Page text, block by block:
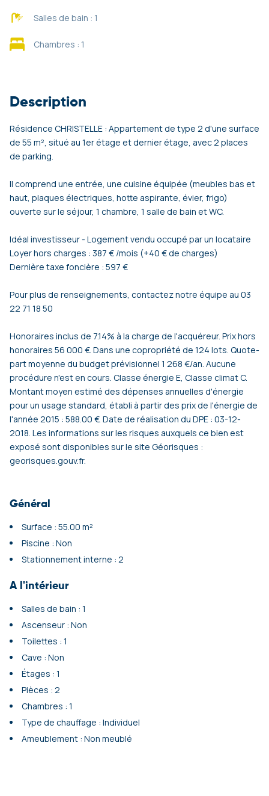
Salles de bain : 1
Chambres : 1
Description
Résidence CHRISTELLE : Appartement de type 2 d'une surface
de 55 m², situé au 1er étage et dernier étage, avec 2 places
de parking.
Il comprend une entrée, une cuisine équipée (meubles bas et
haut, plaques électriques, hotte aspirante, évier, frigo)
ouverte sur le séjour, 1 chambre, 1 salle de bain et WC.
Idéal investisseur - Logement vendu occupé par un locataire
Loyer hors charges : 387 € /mois (+40 € de charges)
Dernière taxe foncière : 597 €
Pour plus de renseignements, contactez notre équipe au 03
22 71 18 50
Honoraires inclus de 7.14% à la charge de l'acquéreur. Prix hors
honoraires 56 000 €. Dans une copropriété de 124 lots. Quote-
part moyenne du budget prévisionnel 1 268 €/an. Aucune
procédure n'est en cours. Classe énergie E, Classe climat C.
Montant moyen estimé des dépenses annuelles d'énergie
pour un usage standard, établi à partir des prix de l'énergie de
l'année 2015 : 588.00 €. Date de réalisation du DPE : 03-12-
2018. Les informations sur les risques auxquels ce bien est
exposé sont disponibles sur le site Géorisques :
georisques.gouv.fr.
Général
Surface : 55.00 m²
Piscine : Non
Stationnement interne : 2
A l'intérieur
Salles de bain : 1
Ascenseur : Non
Toilettes : 1
Cave : Non
Étages : 1
Pièces : 2
Chambres : 1
Type de chauffage : Individuel
Ameublement : Non meublé